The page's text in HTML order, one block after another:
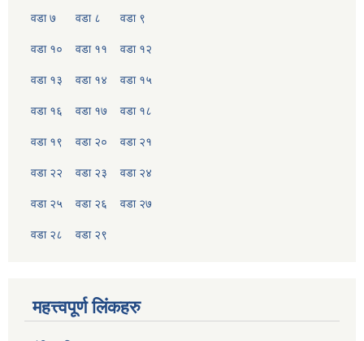
वडा ७ वडा ८ वडा ९
वडा १० वडा ११ वडा १२
वडा १३ वडा १४ वडा १५
वडा १६ वडा १७ वडा १८
वडा १९ वडा २० वडा २१
वडा २२ वडा २३ वडा २४
वडा २५ वडा २६ वडा २७
वडा २८ वडा २९
महत्त्वपूर्ण लिंकहरु